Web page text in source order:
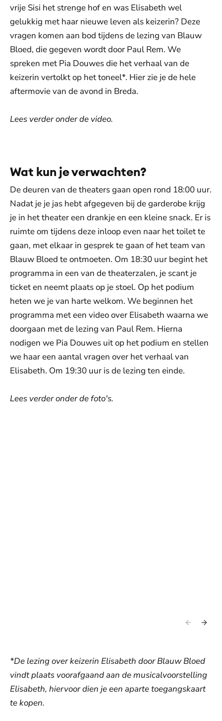
vrije Sisi het strenge hof en was Elisabeth wel
gelukkig met haar nieuwe leven als keizerin? Deze
vragen komen aan bod tijdens de lezing van Blauw
Bloed, die gegeven wordt door Paul Rem. We
spreken met Pia Douwes die het verhaal van de
keizerin vertolkt op het toneel*. Hier zie je de hele
aftermovie van de avond in Breda.
Lees verder onder de video.
Wat kun je verwachten?
De deuren van de theaters gaan open rond 18:00 uur.
Nadat je je jas hebt afgegeven bij de garderobe krijg
je in het theater een drankje en een kleine snack. Er is
ruimte om tijdens deze inloop even naar het toilet te
gaan, met elkaar in gesprek te gaan of het team van
Blauw Bloed te ontmoeten. Om 18:30 uur begint het
programma in een van de theaterzalen, je scant je
ticket en neemt plaats op je stoel. Op het podium
heten we je van harte welkom. We beginnen het
programma met een video over Elisabeth waarna we
doorgaan met de lezing van Paul Rem. Hierna
nodigen we Pia Douwes uit op het podium en stellen
we haar een aantal vragen over het verhaal van
Elisabeth. Om 19:30 uur is de lezing ten einde.
Lees verder onder de foto's.
*De lezing over keizerin Elisabeth door Blauw Bloed
vindt plaats voorafgaand aan de musicalvoorstelling
Elisabeth, hiervoor dien je een aparte toegangskaart
te kopen.